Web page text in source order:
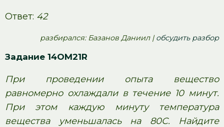
Ответ: 42
pазбирался: Базанов Даниил |обсудить разбор
Задание 14OM21R
При проведении опыта вещество
равномерно охлаждали в течение 10 минут.
При этом каждую минуту температура
вещества уменьшалась на 80С. Найдите